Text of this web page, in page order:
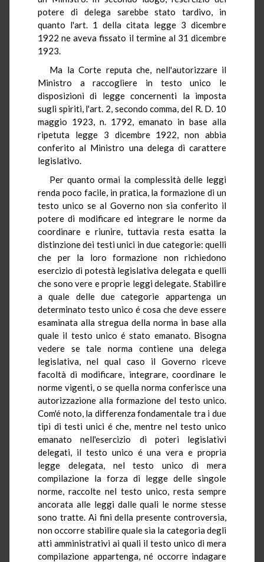
potere di delega sarebbe stato tardivo, in
quanto l'art. 1 della citata legge 3 dicembre
1922 ne aveva fissato il termine al 31 dicembre
1923.
Ma la Corte reputa che, nell'autorizzare il
Ministro a raccogliere in testo unico le
disposizioni di legge concernenti la imposta
sugli spiriti, l'art. 2, secondo comma, del R. D. 10
maggio 1923, n. 1792, emanato in base alla
ripetuta legge 3 dicembre 1922, non abbia
conferito al Ministro una delega di carattere
legislativo.
Per quanto ormai la complessità delle leggi
renda poco facile, in pratica, la formazione di un
testo unico se al Governo non sia conferito il
potere di modificare ed integrare le norme da
coordinare e riunire, tuttavia resta esatta la
distinzione dei testi unici in due categorie: quelli
che per la loro formazione non richiedono
esercizio di potestà legislativa delegata e quelli
che sono vere e proprie leggi delegate. Stabilire
a quale delle due categorie appartenga un
determinato testo unico é cosa che deve essere
esaminata alla stregua della norma in base alla
quale il testo unico é stato emanato. Bisogna
vedere se tale norma contiene una delega
legislativa, nel qual caso il Governo riceve
facoltà di modificare, integrare, coordinare le
norme vigenti, o se quella norma conferisce una
autorizzazione alla formazione del testo unico.
Com'é noto, la differenza fondamentale tra i due
tipi di testi unici é che, mentre nel testo unico
emanato nell'esercizio di poteri legislativi
delegati, il testo unico é una vera e propria
legge delegata, nel testo unico di mera
compilazione la forza di legge delle singole
norme, raccolte nel testo unico, resta sempre
ancorata alle leggi dalle quali le norme stesse
sono tratte. Ai fini della presente controversia,
non occorre stabilire quale sia la categoria degli
atti amministrativi ai quali il testo unico di mera
compilazione appartenga, né occorre indagare